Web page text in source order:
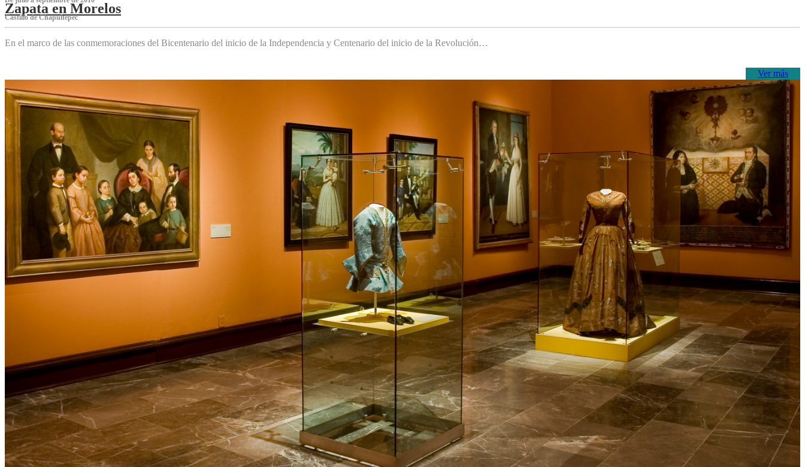
Zapata en Morelos
Castillo de Chapultepec
En el marco de las conmemoraciones del Bicentenario del inicio de la Independencia y Centenario del inicio de la Revolución…
Ver más